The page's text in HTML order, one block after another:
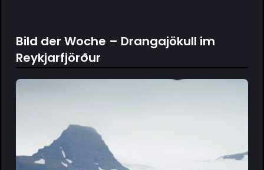
Bild der Woche – Drangajökull im
Reykjarfjörður